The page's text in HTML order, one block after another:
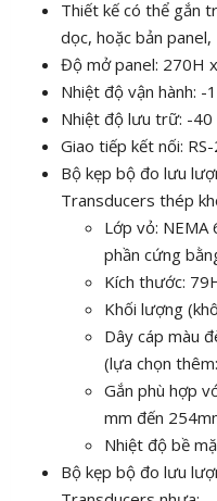
Thiết kế có thể gắn
dọc, hoặc bản panel,
Độ mở panel: 270H
Nhiệt độ vận hành: -
Nhiệt độ lưu trữ: -40
Giao tiếp kết nối:
Bộ kẹp bộ đo lưu
Transducers thép
Lớp vỏ: NEMA
phần cứng
Kích thước:
Khối lượng
Dây cáp màu
(lựa chọn
Gắn phù hợp
mm đến
Nhiệt độ bề
Bộ kẹp bộ đo lưu